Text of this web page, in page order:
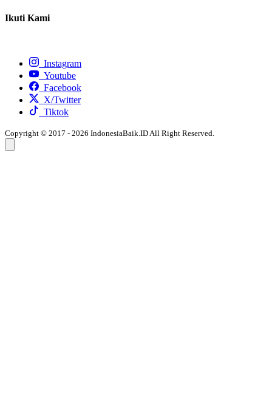
Ikuti Kami
Instagram
Youtube
Facebook
X/Twitter
Tiktok
Copyright © 2017 - 2026 IndonesiaBaik.ID All Right Reserved.